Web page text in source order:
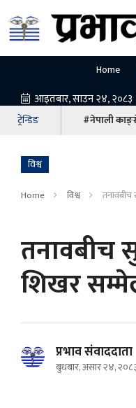
Home
ट्रेन्डिङ #नेपाली
विश्व
Home विश्व
तनावबीच
शिखर
प्रभाव संवाददाता
बुधबार, असार २४,